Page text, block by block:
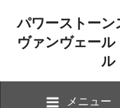
パワーストー
ヴァンヴェー
ル
メニュー